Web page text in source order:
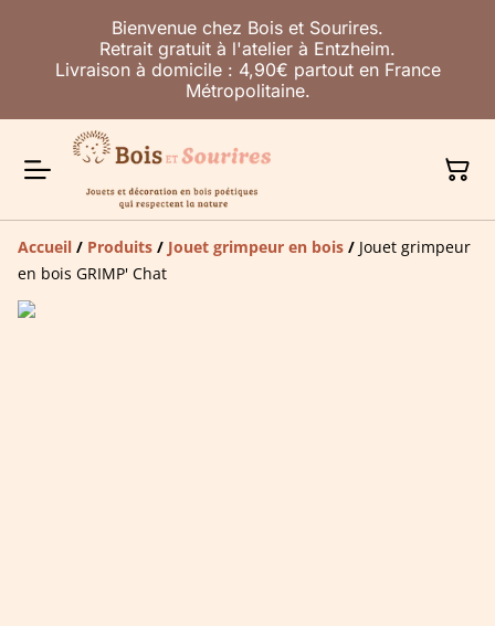
Bienvenue chez Bois et Sourires.
Retrait gratuit à l'atelier à Entzheim.
Livraison à domicile : 4,90€ partout en France
Métropolitaine.
Accueil / Produits / Jouet grimpeur en bois / Jouet grimpeur
en bois GRIMP' Chat